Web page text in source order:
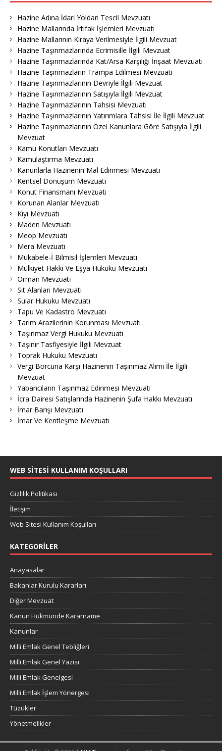
Hazine Adına İdari Yoldan Tescil Mevzuatı
Hazine Mallarında İrtifak İşlemleri Mevzuatı
Hazine Mallarının Kiraya Verilmesiyle İlgili Mevzuat
Hazine Taşınmazlarında Ecrimisille İlgili Mevzuat
Hazine Taşınmazlarında Kat/Arsa Karşılığı İnşaat Mevzuatı
Hazine Taşınmazların Trampa Edilmesi Mevzuatı
Hazine Taşınmazlarının Devriyle İlgili Mevzuat
Hazine Taşınmazlarının Satışıyla İlgili Mevzuat
Hazine Taşınmazlarının Tahsisi Mevzuatı
Hazine Taşınmazlarının Yatırımlara Tahsisi İle İlgili Mevzuat
Hazine Taşınmazlarının Özel Kanunlara Göre Satışıyla İlgili
Mevzuat
Kamu Konutları Mevzuatı
Kamulaştırma Mevzuatı
Kanunlarla Hazinenin Mal Edinmesi Mevzuatı
Kentsel Dönüşüm Mevzuatı
Konut Finansmanı Mevzuatı
Korunan Alanlar Mevzuatı
Kıyı Mevzuatı
Maden Mevzuatı
Meop Mevzuatı
Mera Mevzuatı
Mukabele-İ Bilmisil İşlemleri Mevzuatı
Mülkiyet Hakkı Ve Eşya Hukuku Mevzuatı
Orman Mevzuatı
Sit Alanları Mevzuatı
Sular Hukuku Mevzuatı
Tapu Ve Kadastro Mevzuatı
Tarım Arazilerinin Korunması Mevzuatı
Taşınmaz Vergi Hukuku Mevzuatı
Taşınır Tasfiyesiyle İlgili Mevzuat
Toprak Hukuku Mevzuatı
Vergi Borcuna Karşı Hazinenin Taşınmaz Alımı İle İlgili
Mevzuat
Yabancıların Taşınmaz Edinmesi Mevzuatı
İcra Dairesi Satışlarında Hazinenin Şufa Hakkı Mevzuatı
İmar Barışı Mevzuatı
İmar Ve Kentleşme Mevzuatı
WEB SITESI KULLANIM KOŞULLARI
Gizlilik Politikası
İletişim
Web Sitesi Kullanım Koşulları
KATEGORILER
Anayasalar
Bakanlar Kurulu Kararları
Diğer Mevzuat
Kanun Hükmünde Kararname
Kanunlar
Milli Emlak Genel Tebliğleri
Milli Emlak Genel Yazısı
Milli Emlak Genelgesi
Milli Emlak İşlem Yönergesi
Tüzükler
Yönetmelikler